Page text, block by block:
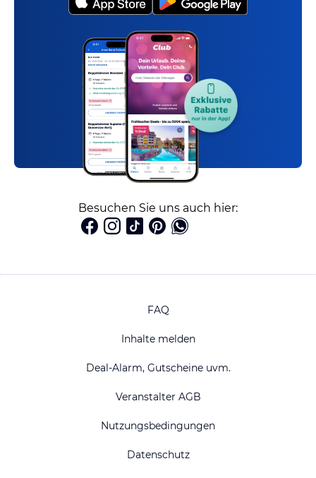
Besuchen Sie uns auch hier:
FAQ
Inhalte melden
Deal-Alarm, Gutscheine uvm.
Veranstalter AGB
Nutzungsbedingungen
Datenschutz